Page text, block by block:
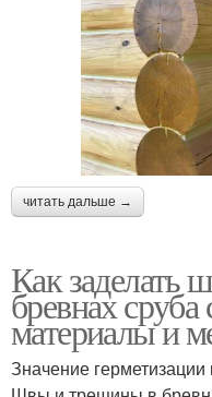
читать дальше →
Как заделать
бревнах
материалы и
Значение